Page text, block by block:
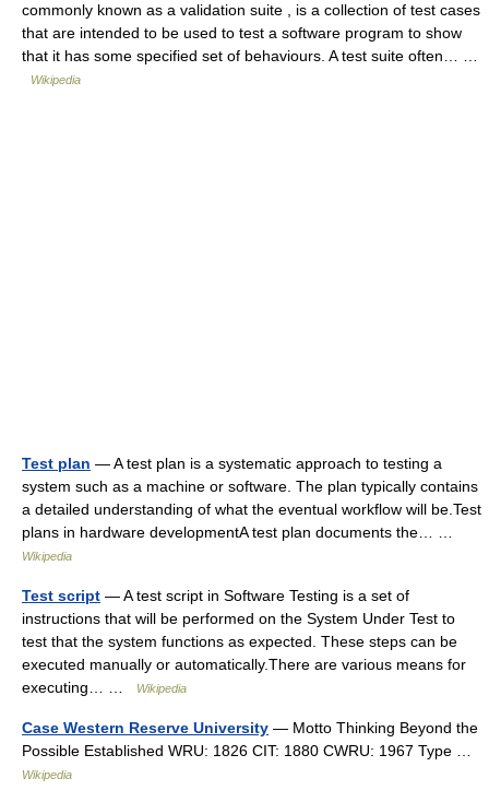
commonly known as a validation suite , is a collection of test cases
that are intended to be used to test a software program to show
that it has some specified set of behaviours. A test suite often… …
Wikipedia
Test plan — A test plan is a systematic approach to testing a
system such as a machine or software. The plan typically contains
a detailed understanding of what the eventual workflow will be.Test
plans in hardware developmentA test plan documents the… …
Wikipedia
Test script — A test script in Software Testing is a set of
instructions that will be performed on the System Under Test to
test that the system functions as expected. These steps can be
executed manually or automatically.There are various means for
executing… …
Wikipedia
Case Western Reserve University — Motto Thinking Beyond the
Possible Established WRU: 1826 CIT: 1880 CWRU: 1967 Type …
Wikipedia